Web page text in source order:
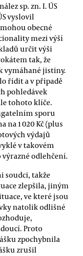
sp. zn. I. ÚS
vyslovil
obecné
mezi výší
určit výši
tak, že
vymáhané jistiny.
řídit a v případě
pohledávek
tohoto klíče.
sporu
na 1 020 Kč (plus
výdajů
v takovém
odlehčení.
soudci, takže
zlepšila, jiným
ve které jsou
natolik odlišné
Proto
zpochybnila
zrušil